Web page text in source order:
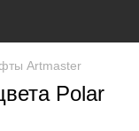
Artmaster
Polar